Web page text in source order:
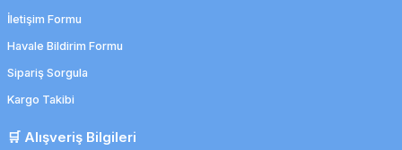
İletişim Formu
Havale Bildirim Formu
Sipariş Sorgula
Kargo Takibi
🛒 Alışveriş Bilgileri